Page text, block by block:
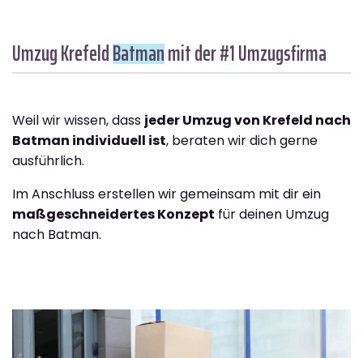
Umzug KrefeldBatmanmit der #1 Umzugsfirma
Weil wir wissen, dass jeder Umzug von Krefeld nach
Batman individuell ist, beraten wir dich gerne
ausführlich.
Im Anschluss erstellen wir gemeinsam mit dir ein
maßgeschneidertes Konzept für deinen Umzug
nach Batman.